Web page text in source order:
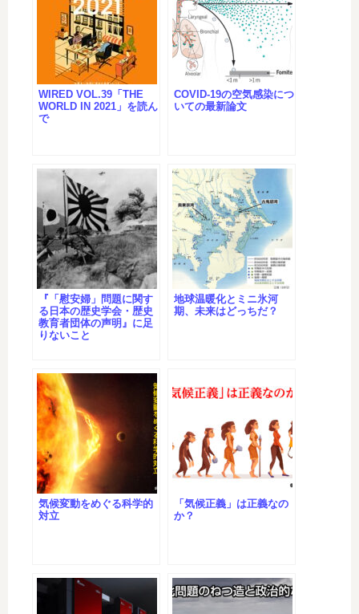
WIRED VOL.39「THE
WORLD IN 2021」を読ん
で
COVID-19の空気感染につ
いての最新論文
『「慰安婦」問題に関す
る日本の歴史学会・歴史
教育者団体の声明』に足
りないこと
地球温暖化とミニ氷河
期、未来はどっちだ？
気候変動をめぐる科学的
対立
「気候正義」は正義なの
か？